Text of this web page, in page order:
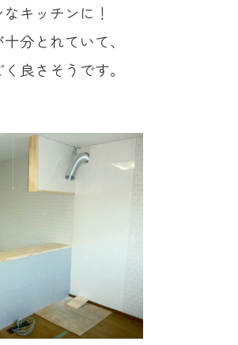
キッチンに！
分とれていて、
良さそうです。